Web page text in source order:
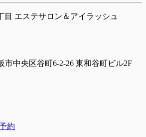
市中央区谷町6-2-26 東和谷町ビル2F
約